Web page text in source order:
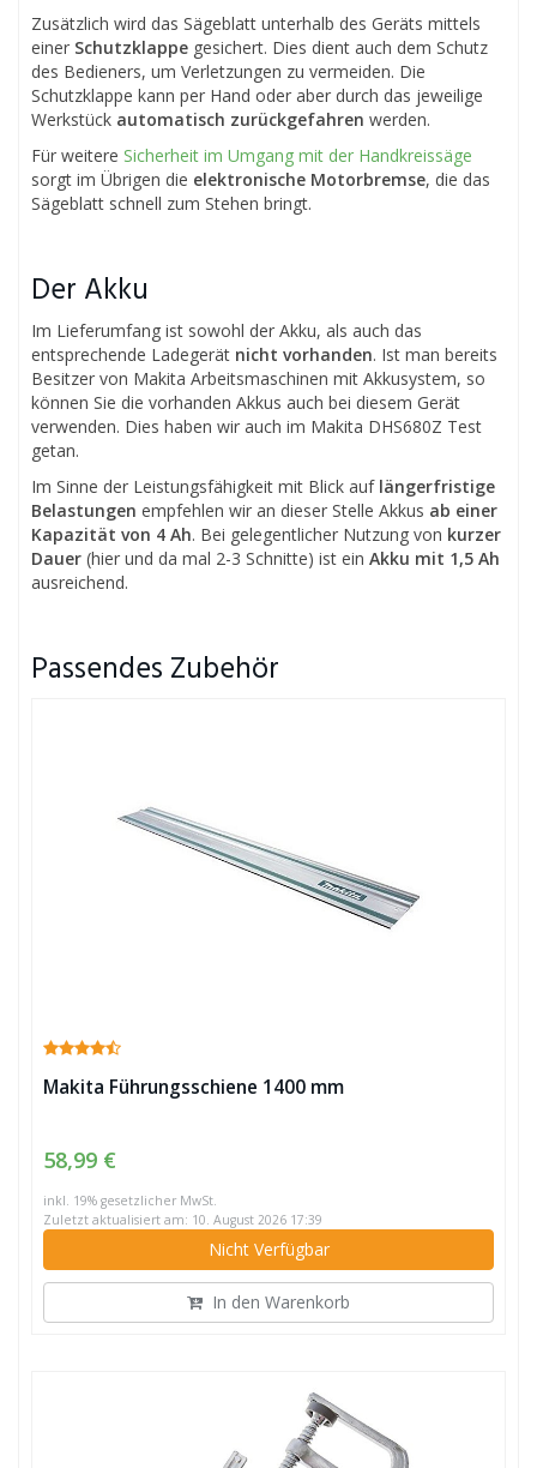
Zusätzlich wird das Sägeblatt unterhalb des Geräts mittels
einer Schutzklappe gesichert. Dies dient auch dem Schutz
des Bedieners, um Verletzungen zu vermeiden. Die
Schutzklappe kann per Hand oder aber durch das jeweilige
Werkstück automatisch zurückgefahren werden.
Für weitere Sicherheit im Umgang mit der Handkreissäge
sorgt im Übrigen die elektronische Motorbremse, die das
Sägeblatt schnell zum Stehen bringt.
Der Akku
Im Lieferumfang ist sowohl der Akku, als auch das
entsprechende Ladegerät nicht vorhanden. Ist man bereits
Besitzer von Makita Arbeitsmaschinen mit Akkusystem, so
können Sie die vorhanden Akkus auch bei diesem Gerät
verwenden. Dies haben wir auch im Makita DHS680Z Test
getan.
Im Sinne der Leistungsfähigkeit mit Blick auf längerfristige
Belastungen empfehlen wir an dieser Stelle Akkus ab einer
Kapazität von 4 Ah. Bei gelegentlicher Nutzung von kurzer
Dauer (hier und da mal 2-3 Schnitte) ist ein Akku mit 1,5 Ah
ausreichend.
Passendes Zubehör
Makita Führungsschiene 1400 mm
58,99 €
inkl. 19% gesetzlicher MwSt.
Zuletzt aktualisiert am: 10. August 2026 17:39
Nicht Verfügbar
In den Warenkorb